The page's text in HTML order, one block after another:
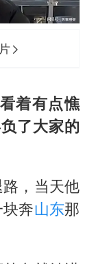
着有点憔
了大家的
，当天他
块奔山东那